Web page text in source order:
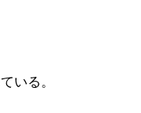
いる。